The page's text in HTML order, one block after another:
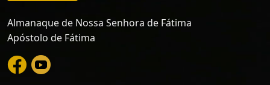
Almanaque de Nossa Senhora de Fátima
Apóstolo de Fátima